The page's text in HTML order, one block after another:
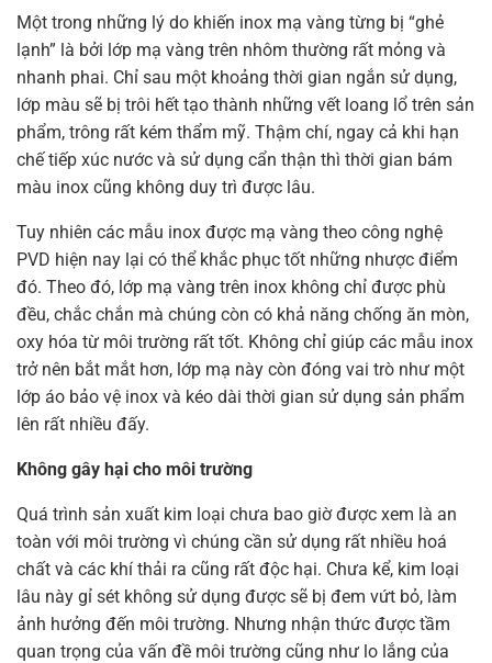
Một trong những lý do khiến inox mạ vàng từng bị “ghẻ
lạnh” là bởi lớp mạ vàng trên nhôm thường rất mỏng và
nhanh phai. Chỉ sau một khoảng thời gian ngắn sử dụng,
lớp màu sẽ bị trôi hết tạo thành những vết loang lổ trên sản
phẩm, trông rất kém thẩm mỹ. Thậm chí, ngay cả khi hạn
chế tiếp xúc nước và sử dụng cẩn thận thì thời gian bám
màu inox cũng không duy trì được lâu.
Tuy nhiên các mẫu inox được mạ vàng theo công nghệ
PVD hiện nay lại có thể khắc phục tốt những nhược điểm
đó. Theo đó, lớp mạ vàng trên inox không chỉ được phù
đều, chắc chắn mà chúng còn có khả năng chống ăn mòn,
oxy hóa từ môi trường rất tốt. Không chỉ giúp các mẫu inox
trở nên bắt mắt hơn, lớp mạ này còn đóng vai trò như một
lớp áo bảo vệ inox và kéo dài thời gian sử dụng sản phẩm
lên rất nhiều đấy.
Không gây hại cho môi trường
Quá trình sản xuất kim loại chưa bao giờ được xem là an
toàn với môi trường vì chúng cần sử dụng rất nhiều hoá
chất và các khí thải ra cũng rất độc hại. Chưa kể, kim loại
lâu này gỉ sét không sử dụng được sẽ bị đem vứt bỏ, làm
ảnh hưởng đến môi trường. Nhưng nhận thức được tầm
quan trọng của vấn đề môi trường cũng như lo lắng của